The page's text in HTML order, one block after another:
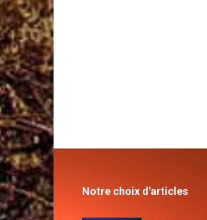
Notre choix d'articles